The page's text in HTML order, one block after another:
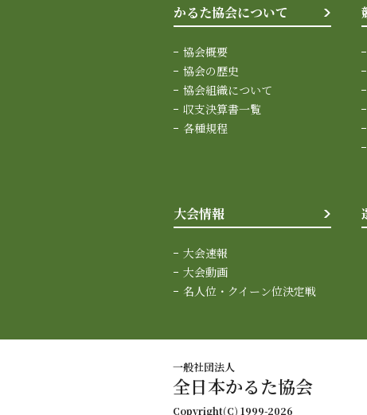
かるた協会について
協会概要
協会の歴史
協会組織について
収支決算書一覧
各種規程
大会情報
大会速報
大会動画
名人位・クイーン位決定戦
一般社団法人
全日本かるた協会
Copyright(C) 1999-2026